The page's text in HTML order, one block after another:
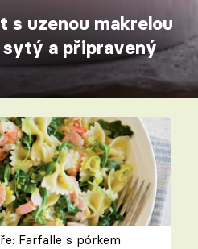
s uzenou makrelou
a připravený
Farfalle s pórkem